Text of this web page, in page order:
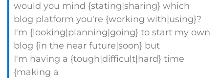
would you mind {stating|sharing} which
blog platform you're {working with|using}?
I'm {looking|planning|going} to start my own
blog {in the near future|soon} but
I'm having a {tough|difficult|hard} time
{making a